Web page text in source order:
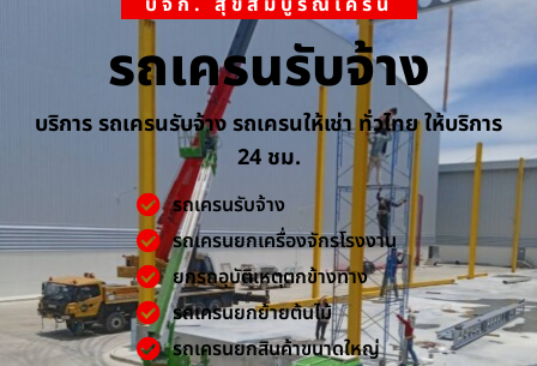
รถเครนรับจ้าง
บริการ รถเครนรับจ้าง รถเครนให้เช่า ทั่วไทย ให้บริการ
24 ชม.
รถเครนรับจ้าง
รถเครนยกเครื่องจักรโรงงาน
ยกรถอุบัติเหตุตกข้างทาง
รถเครนยกย้ายต้นไม้
รถเครนยกสินค้าขนาดใหญ่